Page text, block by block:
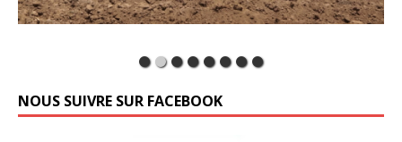
NOUS SUIVRE SUR FACEBOOK